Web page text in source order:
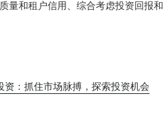
量和租户信用、综合考虑投资回报和
资：抓住市场脉搏，探索投资机会